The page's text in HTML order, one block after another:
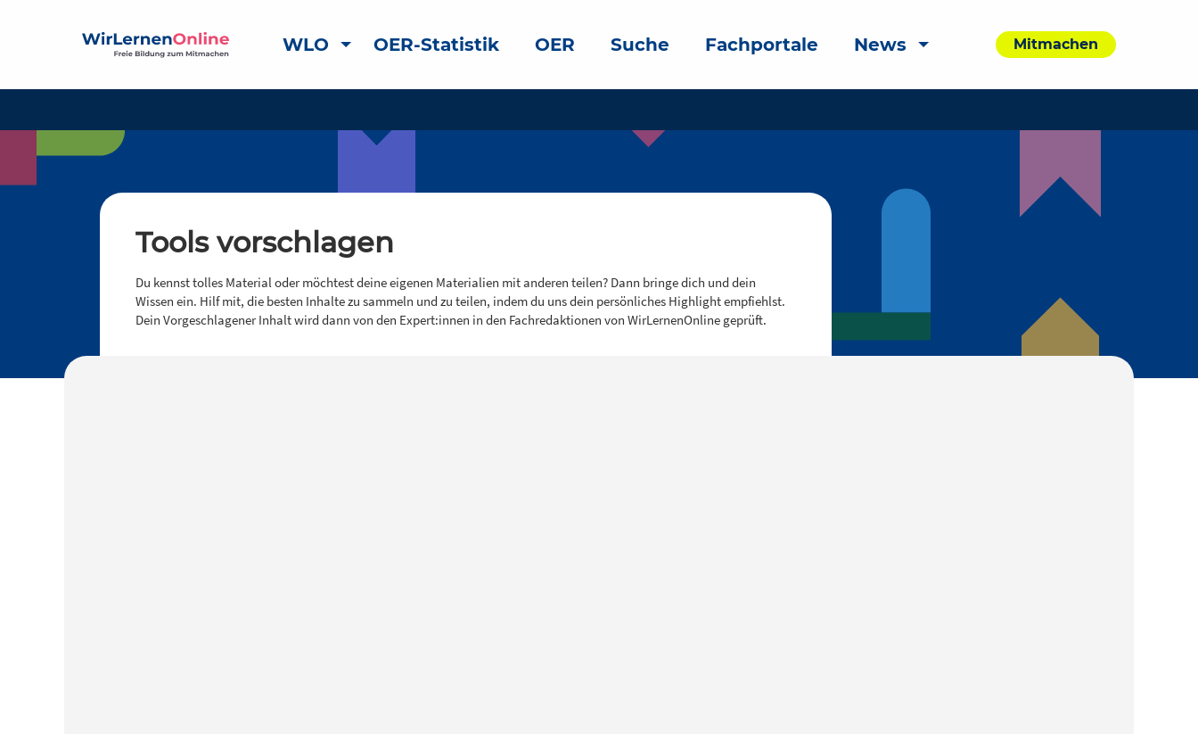
WLO OER-Statistik OER Suche Fachportale News Mitmachen
Tools vorschlagen
Du kennst tolles Material oder möchtest deine eigenen Materialien mit anderen teilen? Dann bringe dich und dein
Wissen ein. Hilf mit, die besten Inhalte zu sammeln und zu teilen, indem du uns dein persönliches Highlight empfiehlst.
Dein Vorgeschlagener Inhalt wird dann von den Expert:innen in den Fachredaktionen von WirLernenOnline geprüft.